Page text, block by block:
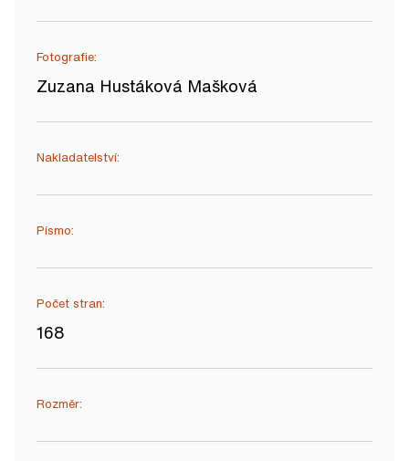
Fotografie:
Zuzana Hustáková Mašková
Nakladatelství:
Písmo:
Počet stran:
168
Rozměr: